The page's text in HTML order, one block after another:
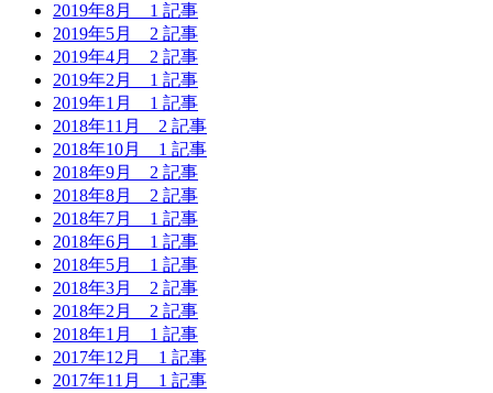
2019年8月 1 記事
2019年5月 2 記事
2019年4月 2 記事
2019年2月 1 記事
2019年1月 1 記事
2018年11月 2 記事
2018年10月 1 記事
2018年9月 2 記事
2018年8月 2 記事
2018年7月 1 記事
2018年6月 1 記事
2018年5月 1 記事
2018年3月 2 記事
2018年2月 2 記事
2018年1月 1 記事
2017年12月 1 記事
2017年11月 1 記事